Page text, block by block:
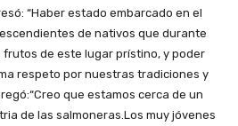
“Haber estado embarcado en el
de nativos que durante
de este lugar prístino, y poder
respeto por nuestras tradiciones y
que estamos cerca de un
de las salmoneras.Los muy jóvenes